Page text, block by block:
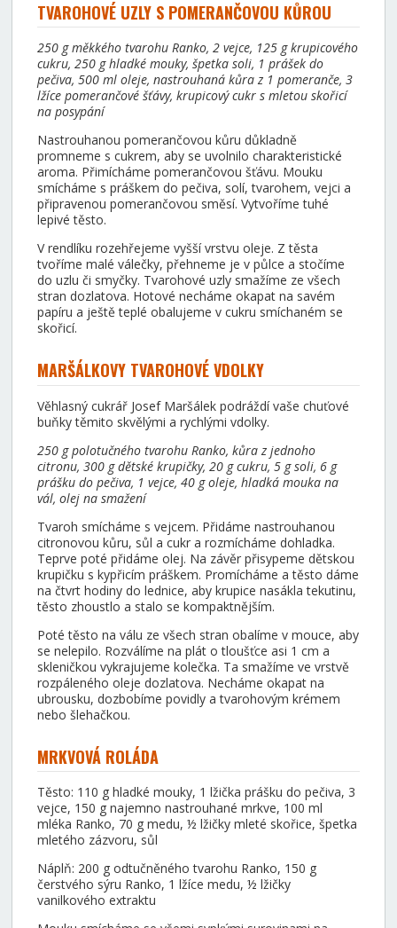
TVAROHOVÉ UZLY S POMERANČOVOU KŮROU
250 g měkkého tvarohu Ranko, 2 vejce, 125 g krupicového
cukru, 250 g hladké mouky, špetka soli, 1 prášek do
pečiva, 500 ml oleje, nastrouhaná kůra z 1 pomeranče, 3
lžíce pomerančové šťávy, krupicový cukr s mletou skořicí
na posypání
Nastrouhanou pomerančovou kůru důkladně
promneme s cukrem, aby se uvolnilo charakteristické
aroma. Přimícháme pomerančovou šťávu. Mouku
smícháme s práškem do pečiva, solí, tvarohem, vejci a
připravenou pomerančovou směsí. Vytvoříme tuhé
lepivé těsto.
V rendlíku rozehřejeme vyšší vrstvu oleje. Z těsta
tvoříme malé válečky, přehneme je v půlce a stočíme
do uzlu či smyčky. Tvarohové uzly smažíme ze všech
stran dozlatova. Hotové necháme okapat na savém
papíru a ještě teplé obalujeme v cukru smíchaném se
skořicí.
MARŠÁLKOVY TVAROHOVÉ VDOLKY
Věhlasný cukrář Josef Maršálek podráždí vaše chuťové
buňky těmito skvělými a rychlými vdolky.
250 g polotučného tvarohu Ranko, kůra z jednoho
citronu, 300 g dětské krupičky, 20 g cukru, 5 g soli, 6 g
prášku do pečiva, 1 vejce, 40 g oleje, hladká mouka na
vál, olej na smažení
Tvaroh smícháme s vejcem. Přidáme nastrouhanou
citronovou kůru, sůl a cukr a rozmícháme dohladka.
Teprve poté přidáme olej. Na závěr přisypeme dětskou
krupičku s kypřicím práškem. Promícháme a těsto dáme
na čtvrt hodiny do lednice, aby krupice nasákla tekutinu,
těsto zhoustlo a stalo se kompaktnějším.
Poté těsto na válu ze všech stran obalíme v mouce, aby
se nelepilo. Rozválíme na plát o tloušťce asi 1 cm a
skleničkou vykrajujeme kolečka. Ta smažíme ve vrstvě
rozpáleného oleje dozlatova. Necháme okapat na
ubrousku, dozbobíme povidly a tvarohovým krémem
nebo šlehačkou.
MRKVOVÁ ROLÁDA
Těsto: 110 g hladké mouky, 1 lžička prášku do pečiva, 3
vejce, 150 g najemno nastrouhané mrkve, 100 ml
mléka Ranko, 70 g medu, ½ lžičky mleté skořice, špetka
mletého zázvoru, sůl
Náplň: 200 g odtučněného tvarohu Ranko, 150 g
čerstvého sýru Ranko, 1 lžíce medu, ½ lžičky
vanilkového extraktu